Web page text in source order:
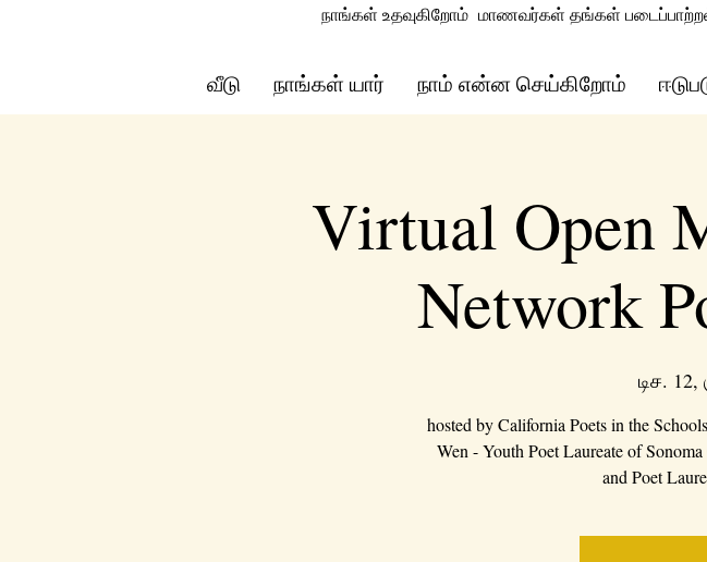
நாங்கள் உதவுகிறோம் மாணவர்கள் தங்கள்
வீடு நாங்கள் யார் நாம் என்ன செய்கிறோம்
Virtual Open
Network
டிச.
hosted by California Poets in the
Wen - Youth Poet Laureate of
and Poet